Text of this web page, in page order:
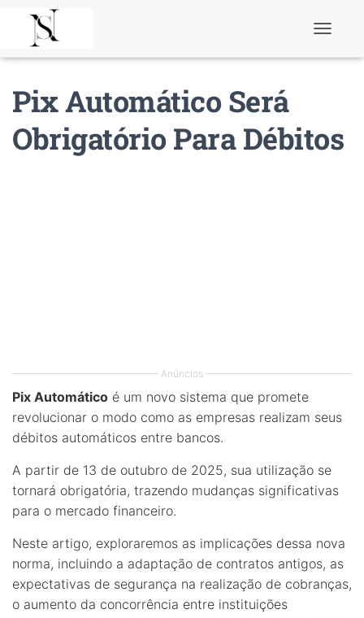
a
v
Pix Automático Será
Obrigatório Para Débitos
Anúncios
Pix Automático é um novo sistema que promete
revolucionar o modo como as empresas realizam seus
débitos automáticos entre bancos.
A partir de 13 de outubro de 2025, sua utilização se
tornará obrigatória, trazendo mudanças significativas
para o mercado financeiro.
Neste artigo, exploraremos as implicações dessa nova
norma, incluindo a adaptação de contratos antigos, as
expectativas de segurança na realização de cobranças,
o aumento da concorrência entre instituições